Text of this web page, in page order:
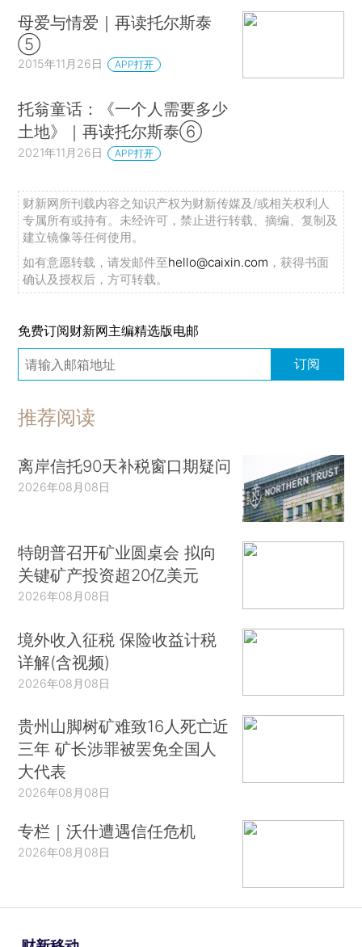
母爱与情爱｜再读托尔斯泰
⑤
2015年11月26日 APP打开
托翁童话：《一个人需要多少
土地》｜再读托尔斯泰⑥
2021年11月26日 APP打开
财新网所刊载内容之知识产权为财新传媒及/或相关权利人
专属所有或持有。未经许可，禁止进行转载、摘编、复制及
建立镜像等任何使用。
如有意愿转载，请发邮件至hello@caixin.com ，获得书面
确认及授权后，方可转载。
免费订阅财新网主编精选版电邮
订阅
推荐阅读
离岸信托90天补税窗口期疑问
2026年08月08日
特朗普召开矿业圆桌会 拟向
关键矿产投资超20亿美元
2026年08月08日
境外收入征税 保险收益计税
详解(含视频)
2026年08月08日
贵州山脚树矿难致16人死亡近
三年 矿长涉罪被罢免全国人
大代表
2026年08月08日
专栏｜沃什遭遇信任危机
2026年08月08日